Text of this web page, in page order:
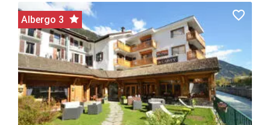
Albergo 3